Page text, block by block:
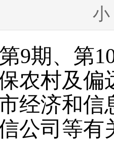
小
9期、第
农村及偏
经济和信
公司等有